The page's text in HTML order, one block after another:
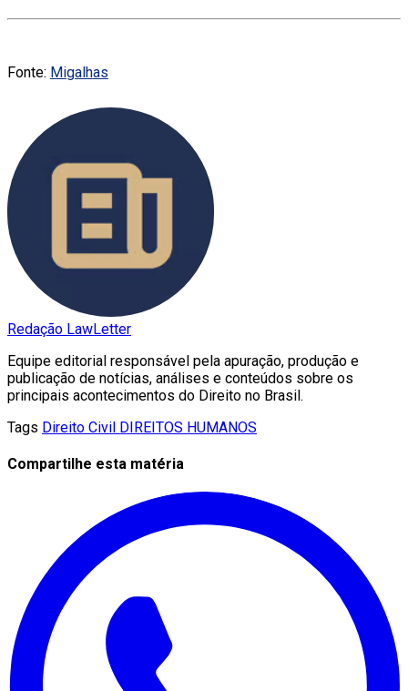
Fonte: Migalhas
Redação LawLetter
Equipe editorial responsável pela apuração, produção e
publicação de notícias, análises e conteúdos sobre os
principais acontecimentos do Direito no Brasil.
Tags Direito Civil DIREITOS HUMANOS
Compartilhe esta matéria